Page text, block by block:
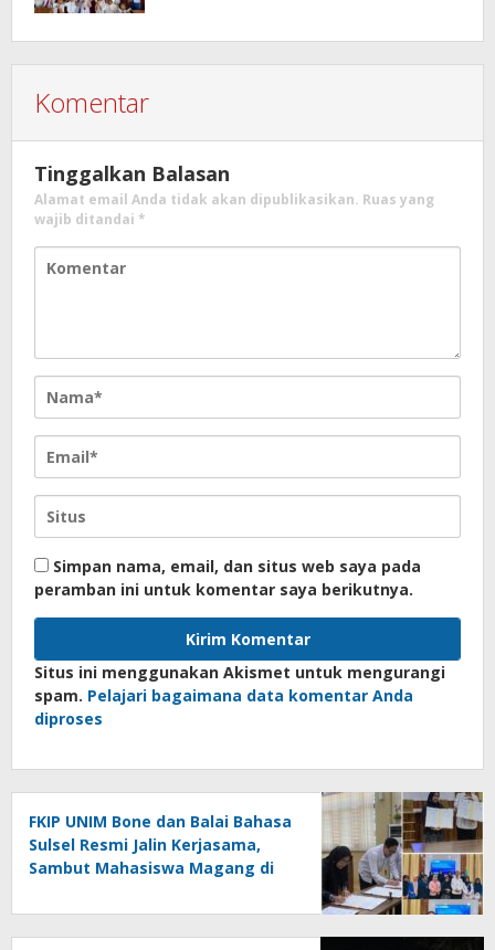
Komentar
Tinggalkan Balasan
Alamat email Anda tidak akan dipublikasikan. Ruas yang
wajib ditandai *
Simpan nama, email, dan situs web saya pada
peramban ini untuk komentar saya berikutnya.
Situs ini menggunakan Akismet untuk mengurangi
spam. Pelajari bagaimana data komentar Anda
diproses
FKIP UNIM Bone dan Balai Bahasa
Sulsel Resmi Jalin Kerjasama,
Sambut Mahasiswa Magang di